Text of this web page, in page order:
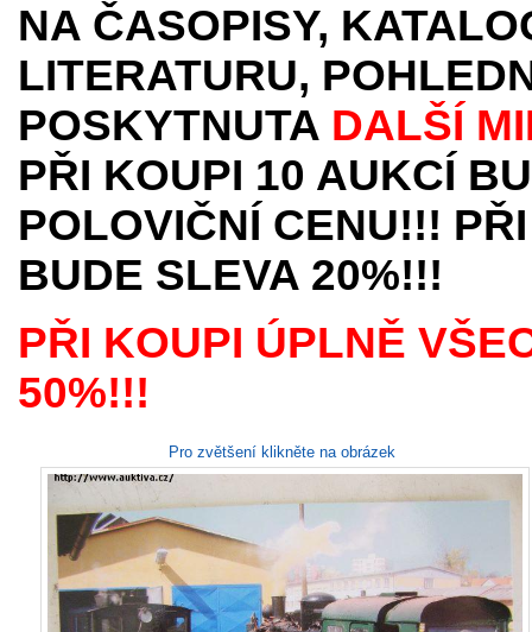
NA ČASOPISY,
LITERATURU,
POSKYTNUTA DALŠÍ
PŘI KOUPI 10 AUKCÍ
POLOVIČNÍ CENU!!!
BUDE SLEVA 20%!!!
PŘI KOUPI ÚPLNĚ
50%!!!
Pro zvětšení klikněte na obrázek